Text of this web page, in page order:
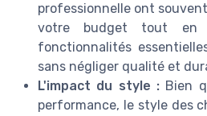
professionnelle ont
votre budget tout en
fonctionnalités
sans négliger qualité et
L'impact du style : Bien
performance, le style des